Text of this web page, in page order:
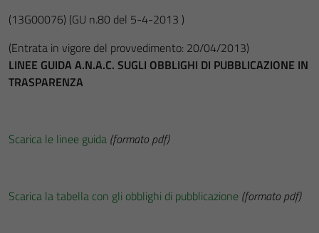
(13G00076) (GU n.80 del 5-4-2013 )
(Entrata in vigore del provvedimento: 20/04/2013)
LINEE GUIDA A.N.A.C. SUGLI OBBLIGHI DI PUBBLICAZIONE IN
TRASPARENZA
Scarica le linee guida (formato pdf)
Scarica la tabella con gli obblighi di pubblicazione (formato pdf)